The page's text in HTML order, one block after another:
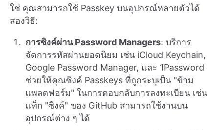
ใช่ คุณสามารถใช้ Passkey บนอุปกรณ์หลายตัวได้
สองวิธี:
การซิงค์ผ่าน Password Managers: บริการ
จัดการรหัสผ่านยอดนิยม เช่น iCloud Keychain,
Google Password Manager, และ 1Password
ช่วยให้คุณซิงค์ Passkeys ที่ถูกระบุเป็น "ข้าม
แพลตฟอร์ม" ในการตอบกลับการลงทะเบียน เช่น
แท็ก "ซิงค์" ของ GitHub สามารถใช้งานบน
อุปกรณ์ต่าง ๆ ได้